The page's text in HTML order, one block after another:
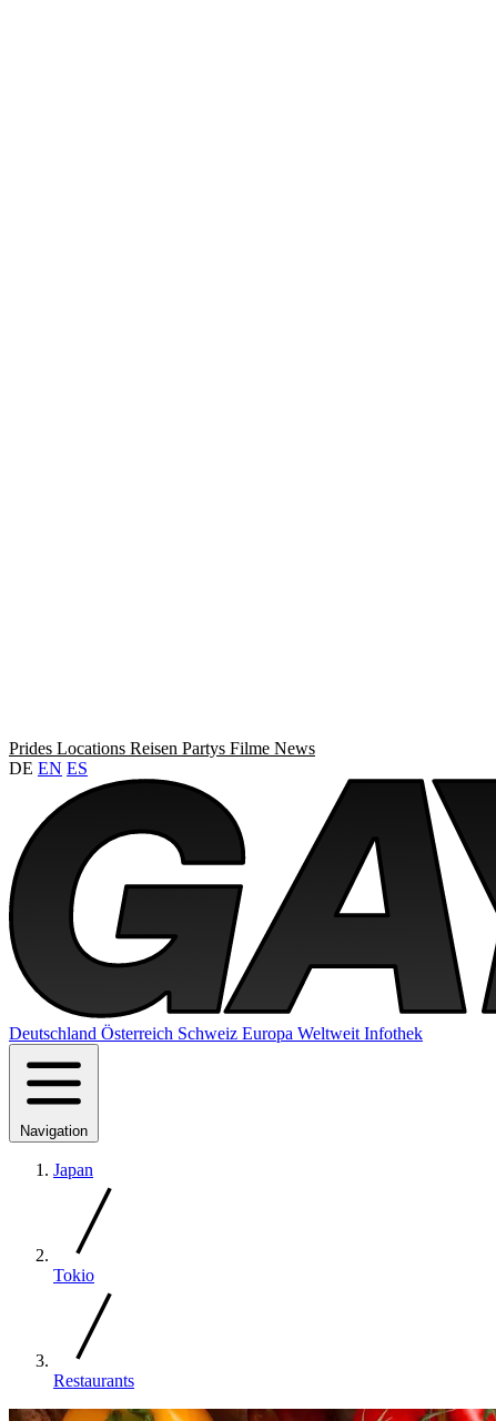
Prides Locations Reisen Partys Filme News
DE EN ES
Deutschland Österreich Schweiz Europa Weltweit Infothek
Navigation
Japan
Tokio
Restaurants